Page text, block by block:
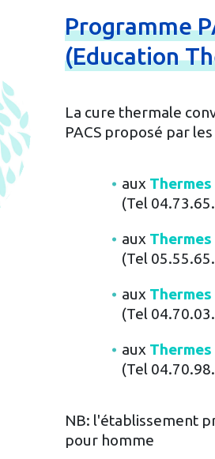
Programme
(Education
La cure thermale
PACS proposé par
aux
(Tel
aux
(Tel
aux
(Tel
aux
(Tel
NB: l'établissement
pour homme